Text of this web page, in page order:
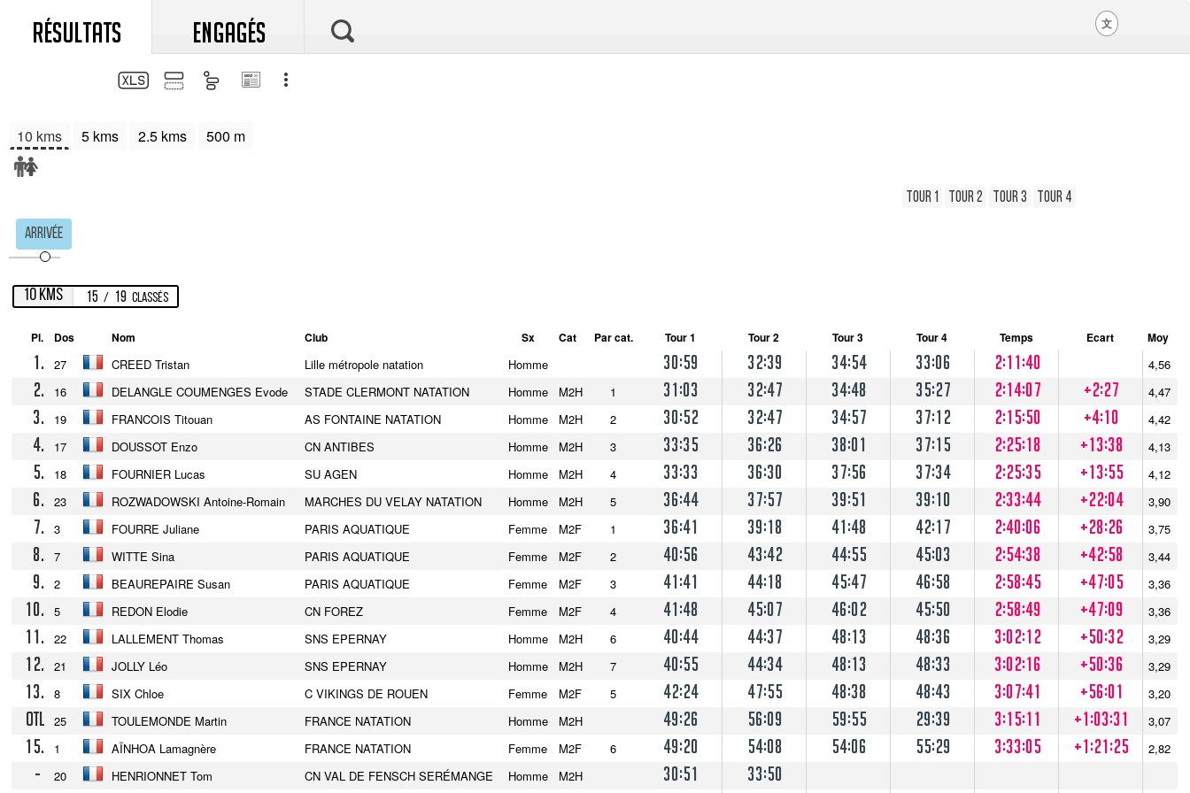
RÉSULTATS ENGAGÉS 文
10 kms 5 kms 2.5 kms 500 m
Tour 1 Tour 2 Tour 3 Tour 4
Arrivée
10 kms 15 / 19 Classés
Pl. Dos Nom Club Sx Cat Par cat. Tour 1 Tour 2 Tour 3 Tour 4 Temps Ecart Moy
1. 27 CREED Tristan Lille métropole natation Homme 30:59 32:39 34:54 33:06 2:11:40 4,56
2. 16 DELANGLE COUMENGES Evode STADE CLERMONT NATATION Homme M2H 1 31:03 32:47 34:48 35:27 2:14:07 +2:27 4,47
3. 19 FRANCOIS Titouan AS FONTAINE NATATION Homme M2H 2 30:52 32:47 34:57 37:12 2:15:50 +4:10 4,42
4. 17 DOUSSOT Enzo CN ANTIBES Homme M2H 3 33:35 36:26 38:01 37:15 2:25:18 +13:38 4,13
5. 18 FOURNIER Lucas SU AGEN Homme M2H 4 33:33 36:30 37:56 37:34 2:25:35 +13:55 4,12
6. 23 ROZWADOWSKI Antoine-Romain MARCHES DU VELAY NATATION Homme M2H 5 36:44 37:57 39:51 39:10 2:33:44 +22:04 3,90
7. 3 FOURRE Juliane PARIS AQUATIQUE Femme M2F 1 36:41 39:18 41:48 42:17 2:40:06 +28:26 3,75
8. 7 WITTE Sina PARIS AQUATIQUE Femme M2F 2 40:56 43:42 44:55 45:03 2:54:38 +42:58 3,44
9. 2 BEAUREPAIRE Susan PARIS AQUATIQUE Femme M2F 3 41:41 44:18 45:47 46:58 2:58:45 +47:05 3,36
10. 5 REDON Elodie CN FOREZ Femme M2F 4 41:48 45:07 46:02 45:50 2:58:49 +47:09 3,36
11. 22 LALLEMENT Thomas SNS EPERNAY Homme M2H 6 40:44 44:37 48:13 48:36 3:02:12 +50:32 3,29
12. 21 JOLLY Léo SNS EPERNAY Homme M2H 7 40:55 44:34 48:13 48:33 3:02:16 +50:36 3,29
13. 8 SIX Chloe C VIKINGS DE ROUEN Femme M2F 5 42:24 47:55 48:38 48:43 3:07:41 +56:01 3,20
OTL 25 TOULEMONDE Martin FRANCE NATATION Homme M2H 49:26 56:09 59:55 29:39 3:15:11 +1:03:31 3,07
15. 1 AÏNHOA Lamagnère FRANCE NATATION Femme M2F 6 49:20 54:08 54:06 55:29 3:33:05 +1:21:25 2,82
- 20 HENRIONNET Tom CN VAL DE FENSCH SERÉMANGE Homme M2H 30:51
33:50